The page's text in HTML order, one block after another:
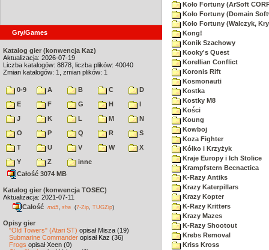
Gry/Games
Katalog gier (konwencja Kaz)
Aktualizacja: 2026-07-19
Liczba katalogów: 8878, liczba plików: 40040
Zmian katalogów: 1, zmian plików: 1
0-9 A B C
D
E
F G H
I
J
K L M
N
O
P Q R
S
T
U V W
X
Y
Z
inne
Całość 3074 MB
Katalog gier (konwencja TOSEC)
Aktualizacja: 2021-07-11
Całość md5 sha (7-Zip TUGZip)
Opisy gier
"Old Towers" (Atari ST) opisał Misza (19)
Submarine Commander opisał Kaz (36)
Frogs opisał Xeen (0)
Koło Fortuny (ArSoft
Koło Fortuny (Domain
Koło Fortuny (Walczyk,
Kong!
Konik Szachowy
Kooky's Quest
Korellian Conflict
Koronis Rift
Kosmonauti
Kostka
Kostky M8
Kości
Koung
Kowboj
Koza Fighter
Kółko i Krzyżyk
Kraje Europy i Ich Stolice
Krampfstern Becnactica
K-Razy Antiks
Krazy Katerpillars
Krazy Kopter
K-Razy Kritters
Krazy Mazes
K-Razy Shootout
Krebs Removal
Kriss Kross